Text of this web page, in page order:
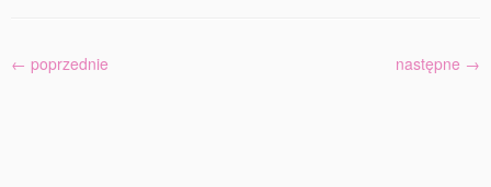
← poprzednie następne →